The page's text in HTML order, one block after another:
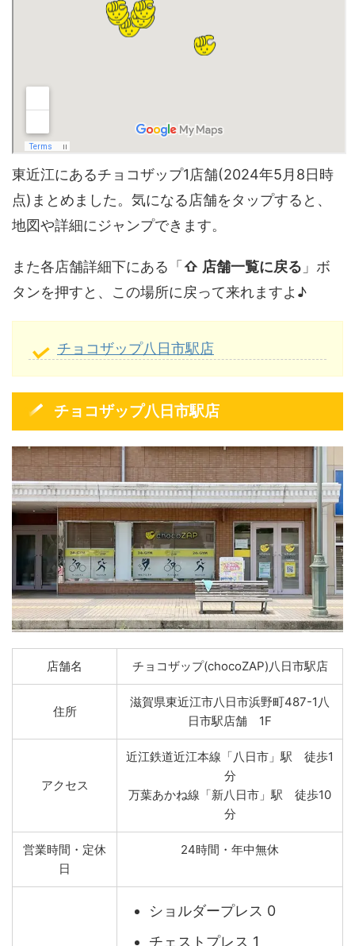
東近江にあるチョコザップ1店舗(2024年5月8日時
点)まとめました。気になる店舗をタップすると、
地図や詳細にジャンプできます。
また各店舗詳細下にある「⇧ 店舗一覧に戻る 」ボ
タンを押すと、この場所に戻って来れますよ♪
チョコザップ八日市駅店
チョコザップ八日市駅店
店舗名 チョコザップ(chocoZAP)八日市駅店
住所
滋賀県東近江市八日市浜野町487-1八
日市駅店舗 1F
アクセス
近江鉄道近江本線「八日市」駅 徒歩1
分
万葉あかね線「新八日市」駅 徒歩10
分
営業時間・定休
日
24時間・年中無休
ショルダープレス 0
チェストプレス 1